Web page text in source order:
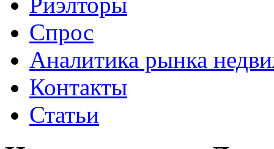
Спрос
Аналитика рынка
Контакты
Статьи